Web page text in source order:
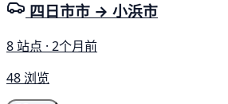
四日市市 → 小浜市
8 站点 · 2个月前
48 浏览